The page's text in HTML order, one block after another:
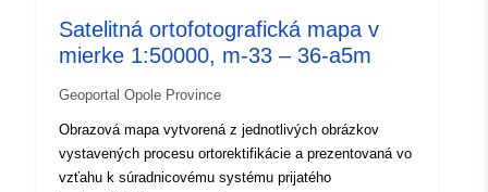
Satelitná ortofotografická mapa v
mierke 1:50000, m-33 – 36-a5m
Geoportal Opole Province
Obrazová mapa vytvorená z jednotlivých obrázkov
vystavených procesu ortorektifikácie a prezentovaná vo
vzťahu k súradnicovému systému prijatého